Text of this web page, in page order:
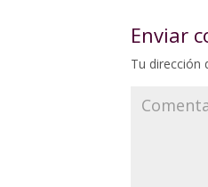
Enviar
Tu dirección